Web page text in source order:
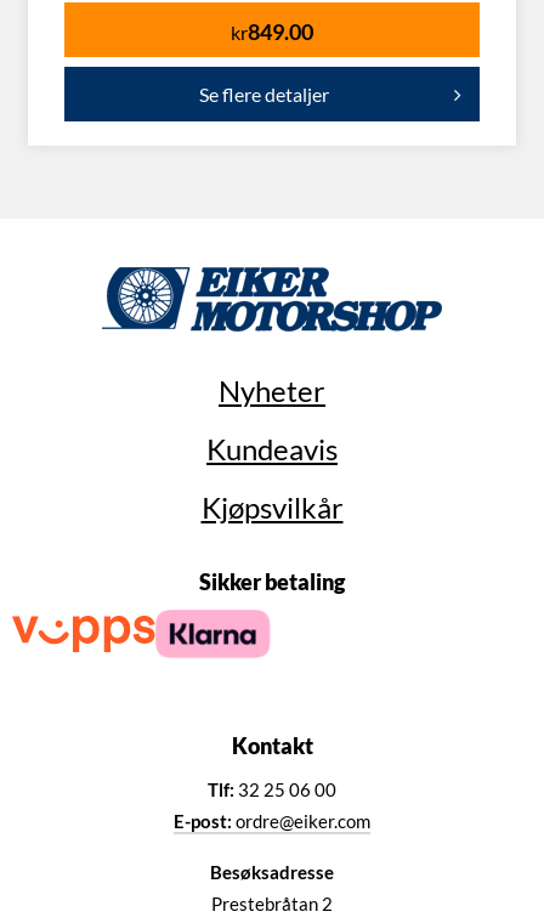
kr849.00
Se flere detaljer
Nyheter
Kundeavis
Kjøpsvilkår
Sikker betaling
Kontakt
Tlf: 32 25 06 00
E-post: ordre@eiker.com
Besøksadresse
Prestebråtan 2